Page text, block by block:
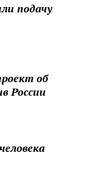
подачу
об
России